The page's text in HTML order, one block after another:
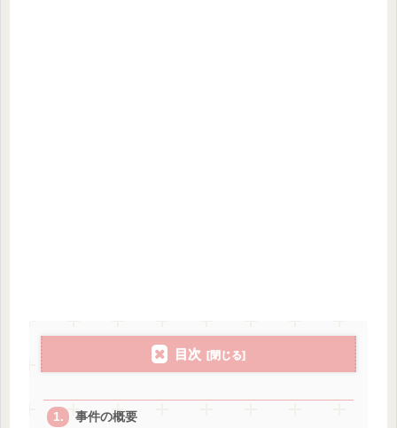
目次
事件の概要